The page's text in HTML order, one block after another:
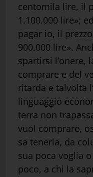
centomila lire, il
1.100.000 lire»;
pagar io, il
900.000 lire».
spartirsi l’onere,
comprare e del
ritarda e talvolta
linguaggio
terra non
vuol comprare,
sa tenerla, da
sua poca voglia
poco, a chi la